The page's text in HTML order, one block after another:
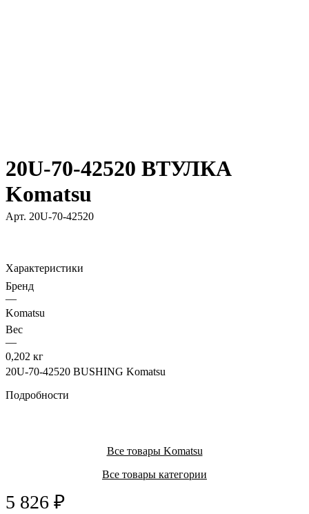
20U-70-42520 ВТУЛКА
Komatsu
Арт. 20U-70-42520
Характеристики
Бренд
—
Komatsu
Вес
—
0,202 кг
20U-70-42520 BUSHING Komatsu
Подробности
Все товары Komatsu
Все товары категории
5 826 ₽